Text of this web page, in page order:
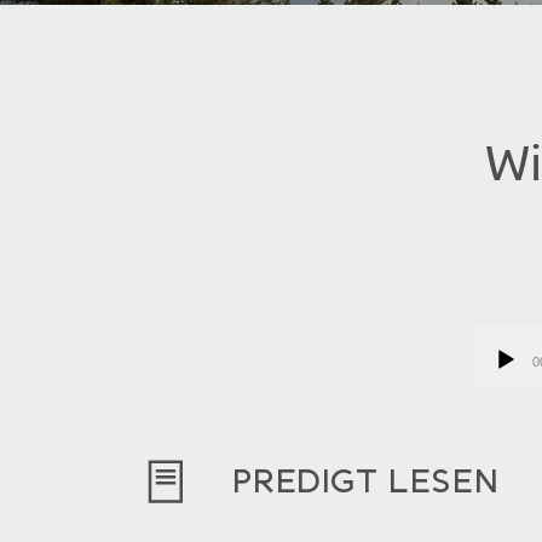
Player
PREDIGT LESEN